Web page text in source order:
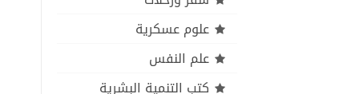
علوم عسكرية
علم النفس
كتب التنمية البشرية